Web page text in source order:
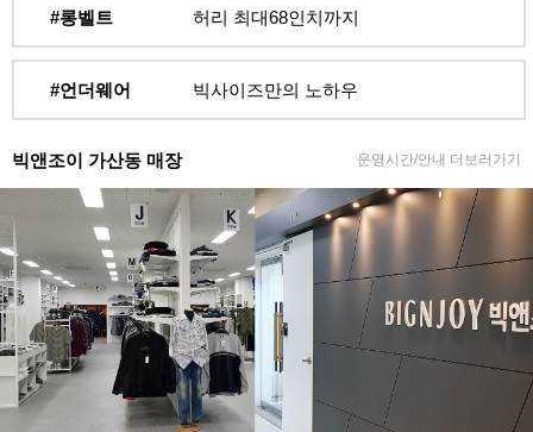
#롱벨트 허리 최대68인치까지
#언더웨어 빅사이즈만의 노하우
빅앤조이 가산동 매장 운영시간/안내 더보러가기